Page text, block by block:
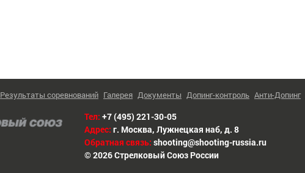
Результаты соревнований Галерея Документы Допинг-контроль Анти-Допинг
Тел: +7 (495) 221-30-05
Адрес: г. Москва, Лужнецкая наб, д. 8
Обратная связь: shooting@shooting-russia.ru
© 2026 Стрелковый Союз России